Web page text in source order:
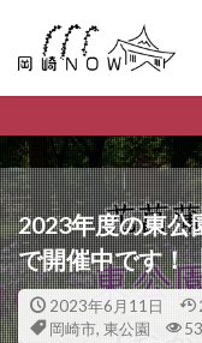
2023年度の東公
で開催中です！
2023年6月11日
岡崎市, 東公園